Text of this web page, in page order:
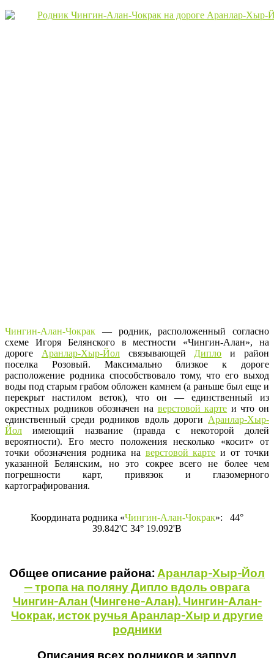
Чингин-Алан-Чокрак — родник, расположенный согласно
схеме Игоря Белянского в местности «Чингин-Алан», на
дороге Аранлар-Хыр-Йолсвязывающей Дипло и район
поселка Розовый. Максимально близкое к дороге
расположение родника способствовало тому, что его выход
воды под старым грабом обложен камнем (а раньше был еще и
перекрыт настилом веток), что он — единственный из
окрестных родников обозначен на верстовой карте и что он
единственный среди родников вдоль дороги Аранлар-Хыр-
Йол имеющий название (правда с некоторой долей
вероятности). Его место положения несколько «косит» от
точки обозначения родника на верстовой карте и от точки
указанной Белянским, но это сокрее всего не более чем
погрешности карт, привязок и глазомерного
картографирования.
Координата родника «Чингин-Алан-Чокрак»: 44°
39.842'С 34° 19.092'В
Общее описание района: Аранлар-Хыр-Йол
— тропа на поляну Дипло вдоль оврага
Чингин-Алан (Чингене-Алан). Чингин-Алан-
Чокрак, исток ручья Аранлар-Хыр и другие
родники
Описания всех родников и запруд